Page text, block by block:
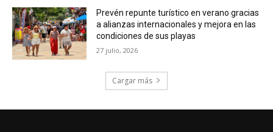
Prevén repunte turístico en verano gracias
a alianzas internacionales y mejora en las
condiciones de sus playas
27 julio, 2026
Cargar más